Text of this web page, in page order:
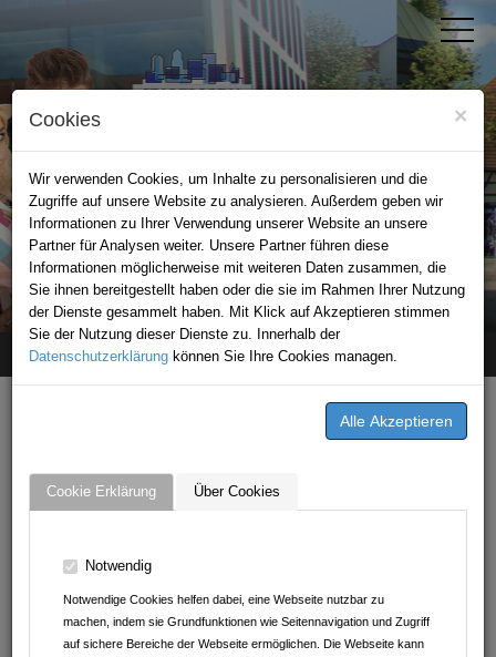
×
Cookies
Wir verwenden Cookies, um Inhalte zu personalisieren und die
Zugriffe auf unsere Website zu analysieren. Außerdem geben wir
Informationen zu Ihrer Verwendung unserer Website an unsere
Partner für Analysen weiter. Unsere Partner führen diese
Informationen möglicherweise mit weiteren Daten zusammen, die
Sie ihnen bereitgestellt haben oder die sie im Rahmen Ihrer Nutzung
der Dienste gesammelt haben. Mit Klick auf Akzeptieren stimmen
Sie der Nutzung dieser Dienste zu. Innerhalb der
Datenschutzerklärung können Sie Ihre Cookies managen.
Cookie Erklärung Über Cookies
Notwendig
Notwendige Cookies helfen dabei, eine Webseite nutzbar zu
machen, indem sie Grundfunktionen wie Seitennavigation und Zugriff
auf sichere Bereiche der Webseite ermöglichen. Die Webseite kann
STADTPORTAL LEINGARTEN
Home Premium-Partner Profi Barf Shop
Profi Barf Shop